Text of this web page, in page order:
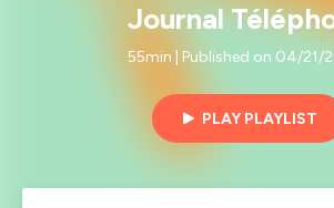
Journal
55min | Published on 04/21/
PLAY PLAYLIST